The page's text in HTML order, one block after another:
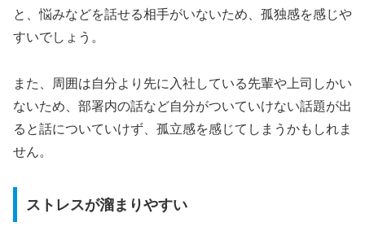
と、悩みなどを話せる相手がいないため、孤独感を感じや
すいでしょう。
また、周囲は自分より先に入社している先輩や上司しかい
ないため、部署内の話など自分がついていけない話題が出
ると話についていけず、孤立感を感じてしまうかもしれま
せん。
ストレスが溜まりやすい